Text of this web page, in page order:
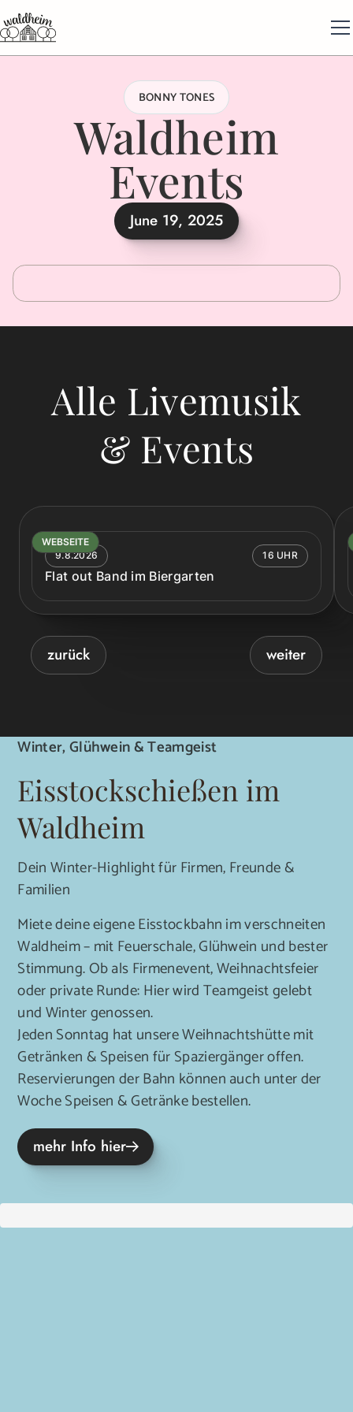
BONNY TONES
Waldheim
Events
June 19, 2025
Alle Livemusik
& Events
WEBSEITE
9.8.2026
16 UHR
Flat out Band im Biergarten
zurück weiter
Winter, Glühwein & Teamgeist
Eisstockschießen im
Waldheim
Dein Winter-Highlight für Firmen, Freunde &
Familien
Miete deine eigene Eisstockbahn im verschneiten
Waldheim – mit Feuerschale, Glühwein und bester
Stimmung. Ob als Firmenevent, Weihnachtsfeier
oder private Runde: Hier wird Teamgeist gelebt
und Winter genossen.
Jeden Sonntag hat unsere Weihnachtshütte mit
Getränken & Speisen für Spaziergänger offen.
Reservierungen der Bahn können auch unter der
Woche Speisen & Getränke bestellen.
mehr Info hier